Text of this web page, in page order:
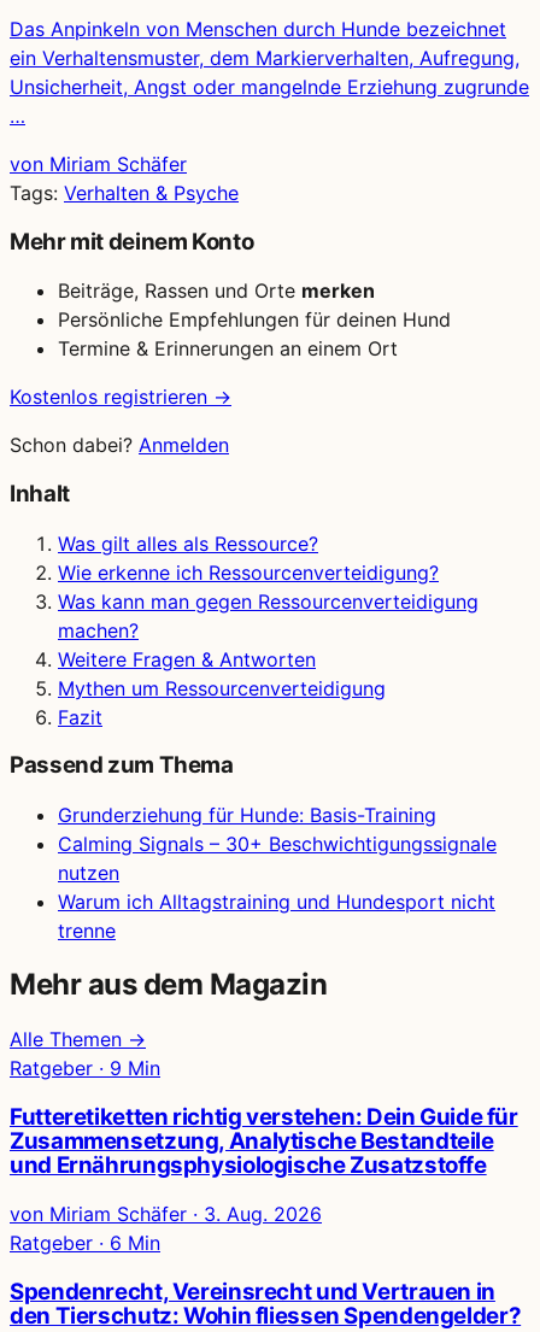
Das Anpinkeln von Menschen durch Hunde bezeichnet
ein Verhaltensmuster, dem Markierverhalten, Aufregung,
Unsicherheit, Angst oder mangelnde Erziehung zugrunde
…
von Miriam Schäfer
Tags: Verhalten & Psyche
Mehr mit deinem Konto
Beiträge, Rassen und Orte merken
Persönliche Empfehlungen für deinen Hund
Termine & Erinnerungen an einem Ort
Kostenlos registrieren →
Schon dabei? Anmelden
Inhalt
Was gilt alles als Ressource?
Wie erkenne ich Ressourcenverteidigung?
Was kann man gegen Ressourcenverteidigung
machen?
Weitere Fragen & Antworten
Mythen um Ressourcenverteidigung
Fazit
Passend zum Thema
Grunderziehung für Hunde: Basis-Training
Calming Signals – 30+ Beschwichtigungssignale
nutzen
Warum ich Alltagstraining und Hundesport nicht
trenne
Mehr aus dem Magazin
Alle Themen →
Ratgeber · 9 Min
Futteretiketten richtig verstehen: Dein Guide für
Zusammensetzung, Analytische Bestandteile
und Ernährungsphysiologische Zusatzstoffe
von Miriam Schäfer · 3. Aug. 2026
Ratgeber · 6 Min
Spendenrecht, Vereinsrecht und Vertrauen in
den Tierschutz: Wohin fliessen Spendengelder?